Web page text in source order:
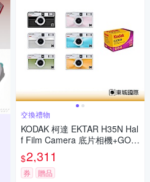
交換禮物
KODAK 柯達 EKTAR H35N Hal
f Film Camera 底片相機+GOL
D 200底片組
$2,311
券 贈品